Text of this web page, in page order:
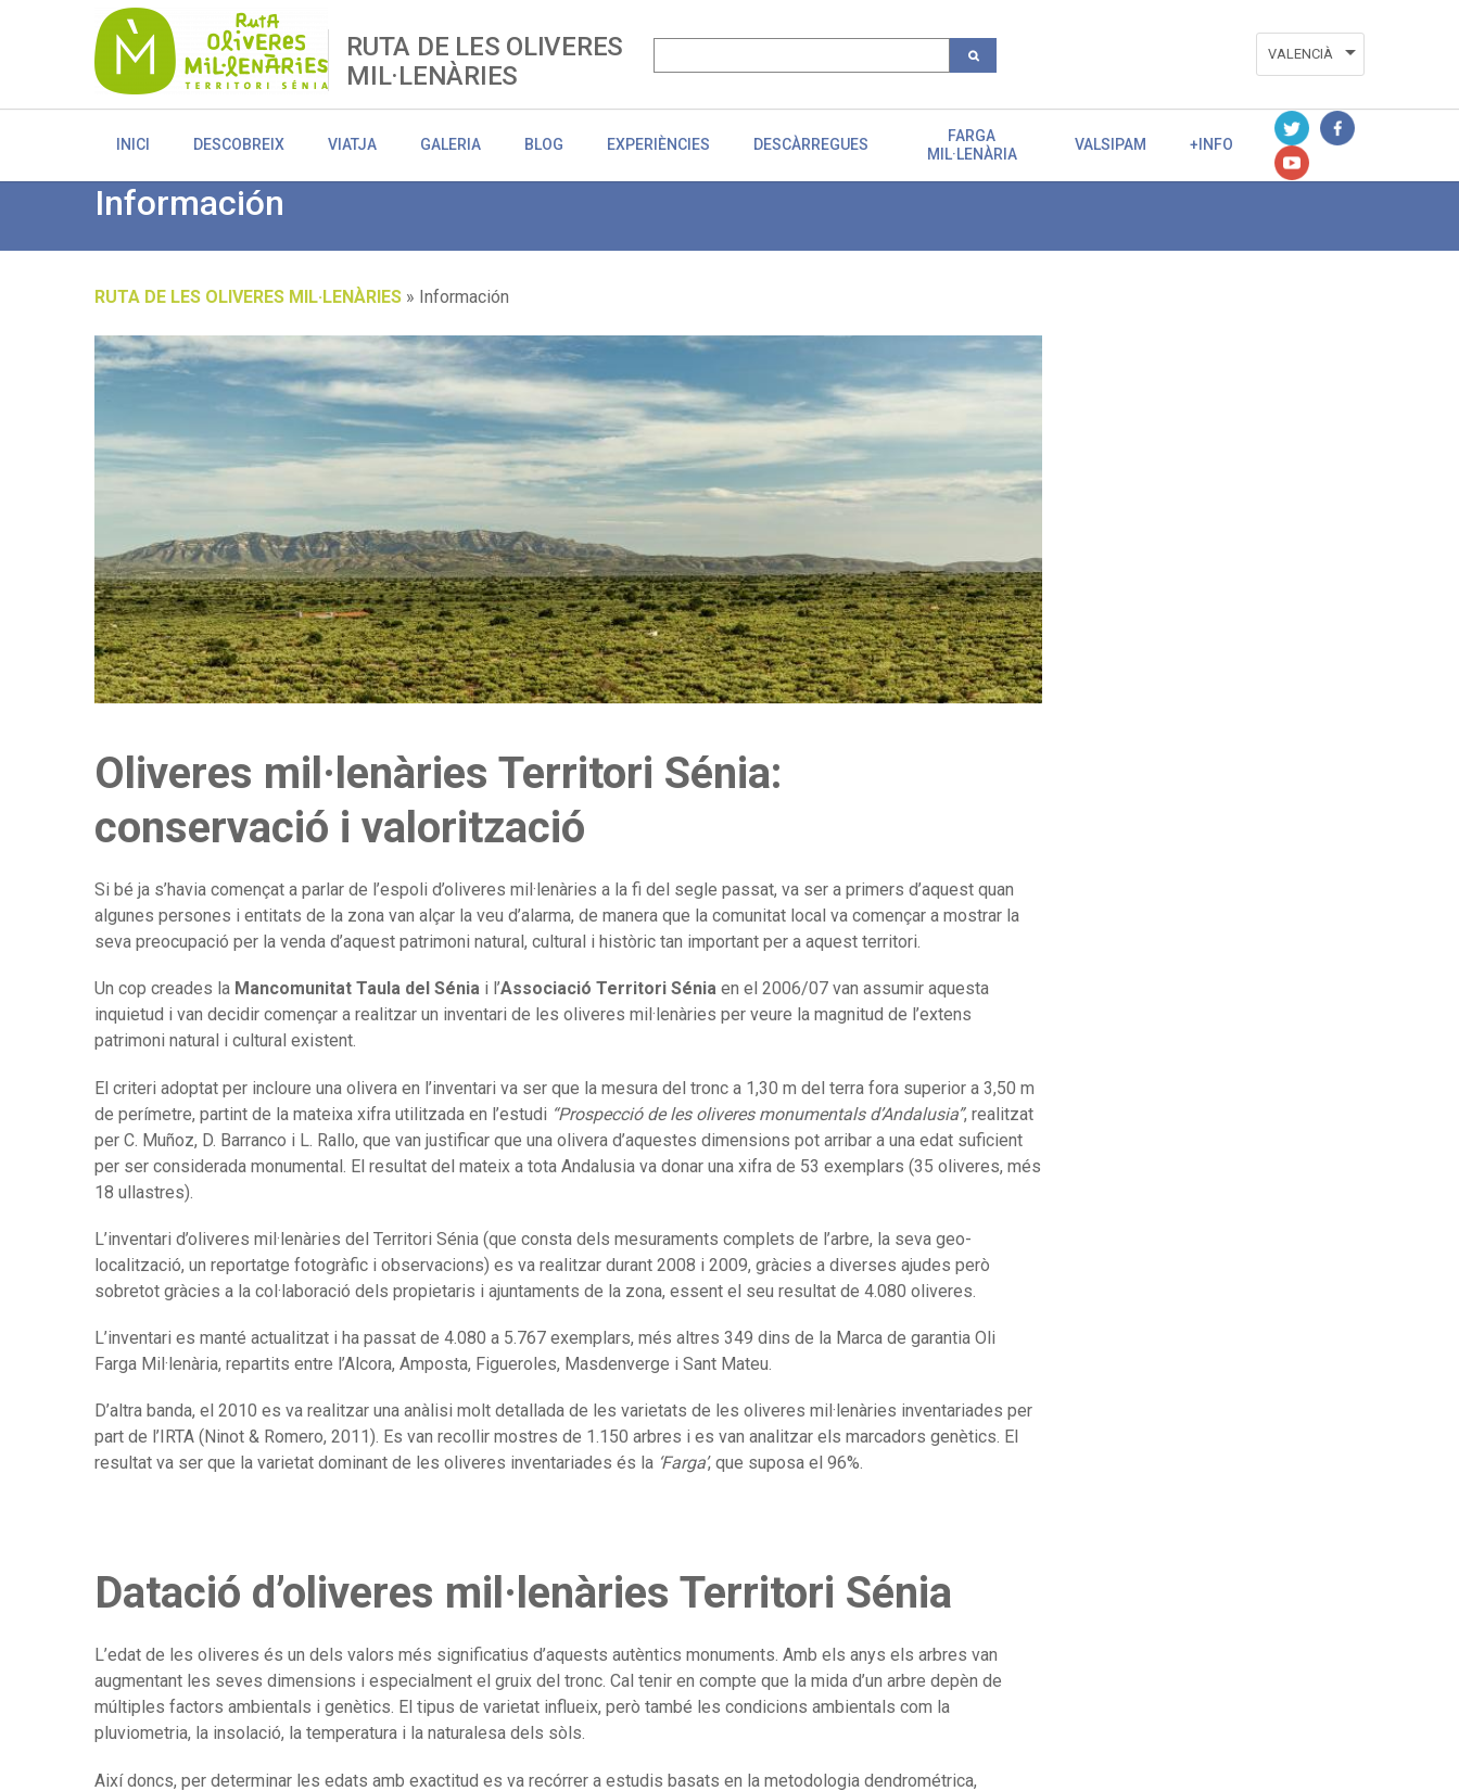
RUTA DE LES OLIVERES
MIL·LENÀRIES
ENGLISH
VALENCIÀ
INICI DESCOBREIX VIATJA GALERIA BLOG EXPERIÈNCIES DESCÀRREGUES
FARGA
MIL·LENÀRIA
VALSIPAM +INFO
Información
Breadcrumb
RUTA DE LES OLIVERES MIL·LENÀRIES Información
Oliveres mil·lenàries Territori Sénia:
conservació i valorització
Si bé ja s’havia començat a parlar de l’espoli d’oliveres mil·lenàries a la fi del segle passat, va ser a primers d’aquest quan
algunes persones i entitats de la zona van alçar la veu d’alarma, de manera que la comunitat local va començar a mostrar la
seva preocupació per la venda d’aquest patrimoni natural, cultural i històric tan important per a aquest territori.
Un cop creades la Mancomunitat Taula del Sénia i l’Associació Territori Sénia en el 2006/07 van assumir aquesta
inquietud i van decidir començar a realitzar un inventari de les oliveres mil·lenàries per veure la magnitud de l’extens
patrimoni natural i cultural existent.
El criteri adoptat per incloure una olivera en l’inventari va ser que la mesura del tronc a 1,30 m del terra fora superior a 3,50 m
de perímetre, partint de la mateixa xifra utilitzada en l’estudi “Prospecció de les oliveres monumentals d’Andalusia”, realitzat
per C. Muñoz, D. Barranco i L. Rallo, que van justificar que una olivera d’aquestes dimensions pot arribar a una edat suficient
per ser considerada monumental. El resultat del mateix a tota Andalusia va donar una xifra de 53 exemplars (35 oliveres, més
18 ullastres).
L’inventari d’oliveres mil·lenàries del Territori Sénia (que consta dels mesuraments complets de l’arbre, la seva geo-
localització, un reportatge fotogràfic i observacions) es va realitzar durant 2008 i 2009, gràcies a diverses ajudes però
sobretot gràcies a la col·laboració dels propietaris i ajuntaments de la zona, essent el seu resultat de 4.080 oliveres.
L’inventari es manté actualitzat i ha passat de 4.080 a 5.767 exemplars, més altres 349 dins de la Marca de garantia Oli
Farga Mil·lenària, repartits entre l’Alcora, Amposta, Figueroles, Masdenverge i Sant Mateu.
D’altra banda, el 2010 es va realitzar una anàlisi molt detallada de les varietats de les oliveres mil·lenàries inventariades per
part de l’IRTA (Ninot & Romero, 2011). Es van recollir mostres de 1.150 arbres i es van analitzar els marcadors genètics. El
resultat va ser que la varietat dominant de les oliveres inventariades és la ‘Farga’, que suposa el 96%.
Datació d’oliveres mil·lenàries Territori Sénia
L’edat de les oliveres és un dels valors més significatius d’aquests autèntics monuments. Amb els anys els arbres van
augmentant les seves dimensions i especialment el gruix del tronc. Cal tenir en compte que la mida d’un arbre depèn de
múltiples factors ambientals i genètics. El tipus de varietat influeix, però també les condicions ambientals com la
pluviometria, la insolació, la temperatura i la naturalesa dels sòls.
Així doncs, per determinar les edats amb exactitud es va recórrer a estudis basats en la metodologia dendrométrica,